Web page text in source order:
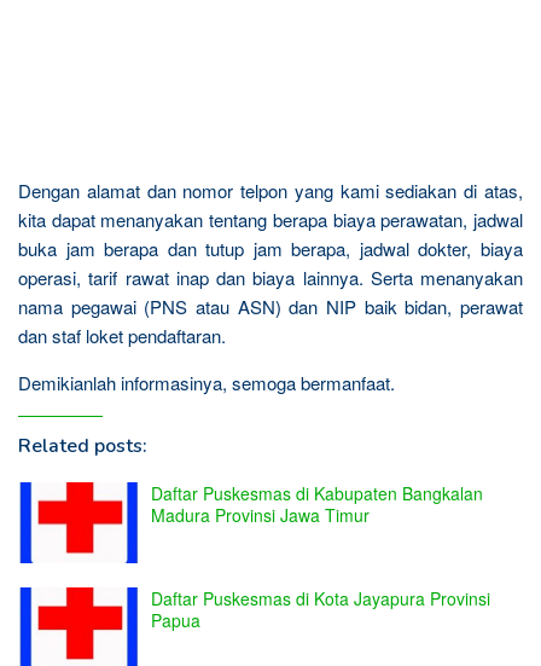
Dengan alamat dan nomor telpon yang kami sediakan di atas,
kita dapat menanyakan tentang berapa biaya perawatan, jadwal
buka jam berapa dan tutup jam berapa, jadwal dokter, biaya
operasi, tarif rawat inap dan biaya lainnya. Serta menanyakan
nama pegawai (PNS atau ASN) dan NIP baik bidan, perawat
dan staf loket pendaftaran.
Demikianlah informasinya, semoga bermanfaat.
Related posts:
Daftar Puskesmas di Kabupaten Bangkalan
Madura Provinsi Jawa Timur
Daftar Puskesmas di Kota Jayapura Provinsi
Papua